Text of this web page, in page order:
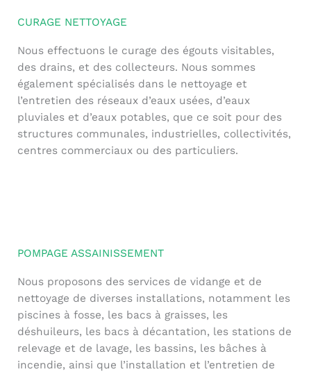
CURAGE NETTOYAGE
Nous effectuons le curage des égouts visitables,
des drains, et des collecteurs. Nous sommes
également spécialisés dans le nettoyage et
l’entretien des réseaux d’eaux usées, d’eaux
pluviales et d’eaux potables, que ce soit pour des
structures communales, industrielles, collectivités,
centres commerciaux ou des particuliers.
POMPAGE ASSAINISSEMENT
Nous proposons des services de vidange et de
nettoyage de diverses installations, notamment les
piscines à fosse, les bacs à graisses, les
déshuileurs, les bacs à décantation, les stations de
relevage et de lavage, les bassins, les bâches à
incendie, ainsi que l’installation et l’entretien de